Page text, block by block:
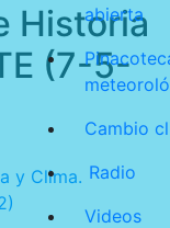
abierta
Cambio
Radio
Videos
Historia
(7-5-